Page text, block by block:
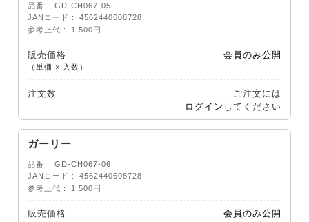
品番
GD-CH067-05
JANコード
4562440608728
参考上代
1,500円
販売価格
（単価 × 入数）
会員のみ公開
注文数
ご注文には
ログイン してください
ガーリー
品番
GD-CH067-06
JANコード
4562440608728
参考上代
1,500円
販売価格 会員のみ公開